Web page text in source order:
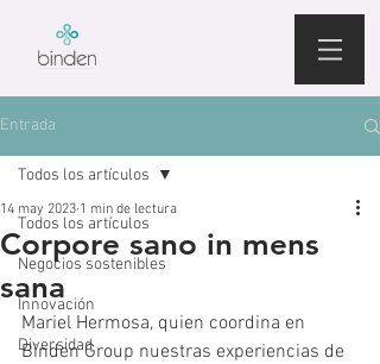
Entrada
Todos los artículos
Negocios sostenibles
Innovación
Diversidad
Todos los artículos
Corpore sano in mens
sana
14 may 2023 1 min de lectura
Mariel Hermosa, quien coordina en
Binden Group nuestras experiencias de